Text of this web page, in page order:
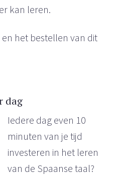
kan leren.
het bestellen van dit
dag
Iedere dag even 10
minuten van je tijd
investeren in het leren
van de Spaanse taal?